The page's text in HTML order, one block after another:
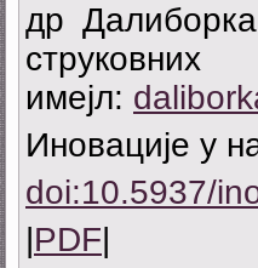
др
имејл:
Иновације у
doi:10.5937/
PDF